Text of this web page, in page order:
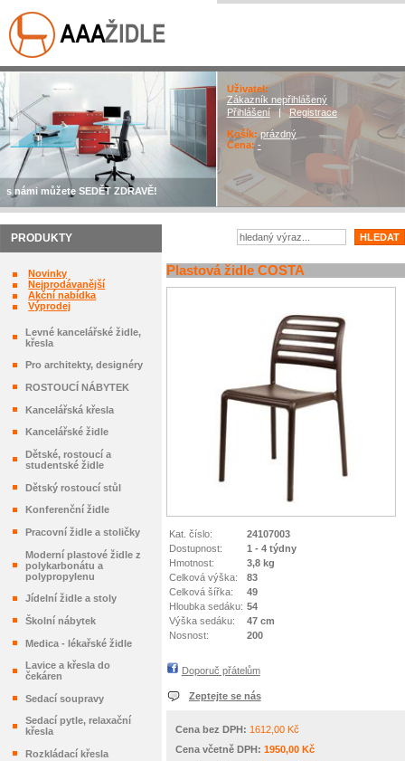
s námi můžete SEDĚT ZDRAVĚ!
Uživatel:
Zákazník nepřihlášený
Přihlášení| Registrace
Košík: prázdný
Cena: -
PRODUKTY
Novinky
Nejprodávanější
Akční nabídka
Výprodej
Levné kancelářské židle,
křesla
Pro architekty, designéry
ROSTOUCÍ NÁBYTEK
Kancelářská křesla
Kancelářské židle
Dětské, rostoucí a
studentské židle
Dětský rostoucí stůl
Konferenční židle
Pracovní židle a stoličky
Moderní plastové židle z
polykarbonátu a
polypropylenu
Jídelní židle a stoly
Školní nábytek
Medica - lékařské židle
Lavice a křesla do
čekáren
Sedací soupravy
Sedací pytle, relaxační
křesla
Rozkládací křesla
Plastová židle COSTA
Kat. číslo:
24107003
Dostupnost:
1 - 4 týdny
Hmotnost:
3,8 kg
Celková výška:
83
Celková šířka:
49
Hloubka sedáku: 54
Výška sedáku:
47 cm
Nosnost:
200
Doporuč přátelům
Zeptejte se nás
Cena bez DPH: 1612,00 Kč
Cena včetně DPH: 1950,00 Kč